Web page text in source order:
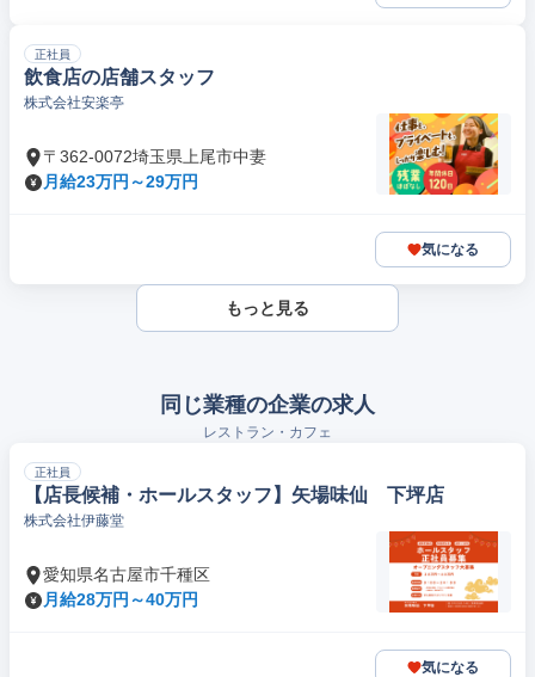
正社員
飲食店の店舗スタッフ
株式会社安楽亭
〒362-0072埼玉県上尾市中妻
月給23万円～29万円
気になる
もっと見る
同じ業種の企業の求人
レストラン・カフェ
正社員
【店長候補・ホールスタッフ】矢場味仙 下坪店
株式会社伊藤堂
愛知県名古屋市千種区
月給28万円～40万円
気になる